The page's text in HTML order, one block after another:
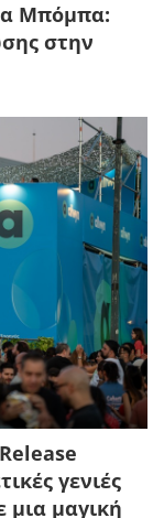
Μπόμπα:
στην
γενιές
μαγική